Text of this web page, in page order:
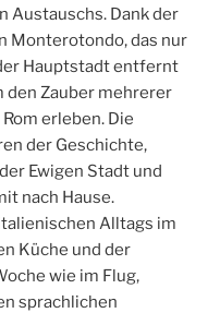
Austauschs. Dank der
Monterotondo, das nur
Hauptstadt entfernt
den Zauber mehrerer
erleben. Die
der Geschichte,
Ewigen Stadt und
nach Hause.
Alltags im
Küche und der
wie im Flug,
sprachlichen